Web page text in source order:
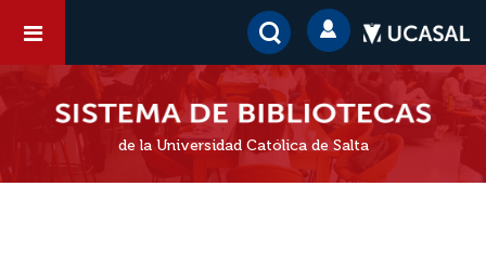
de la Universidad Católica de Salta